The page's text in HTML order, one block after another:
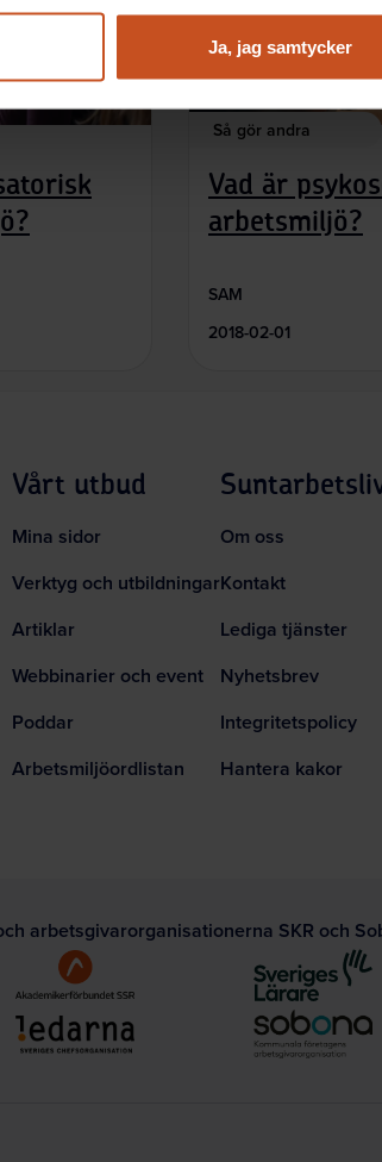
Ja, jag samtycker
Så gör andra
Vad är
arbetsmiljö?
SAM
2018-02-01
Vårt utbud
Mina sidor
Verktyg och utbildningar
Artiklar
Webbinarier och event
Poddar
Arbetsmiljöordlistan
Om oss
Kontakt
Lediga tjänster
Nyhetsbrev
Integritetspolicy
Hantera kakor
arbetsgivarorganisationerna SKR och